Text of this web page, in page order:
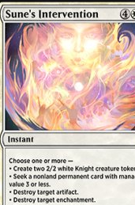
Intervention de Sunie